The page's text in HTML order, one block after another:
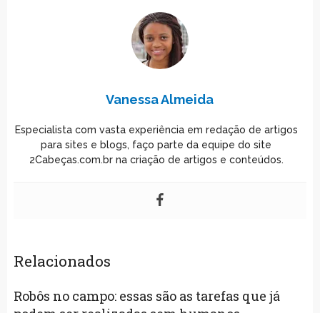
Vanessa Almeida
Especialista com vasta experiência em redação de artigos
para sites e blogs, faço parte da equipe do site
2Cabeças.com.br na criação de artigos e conteúdos.
Relacionados
Robôs no campo: essas são as tarefas que já